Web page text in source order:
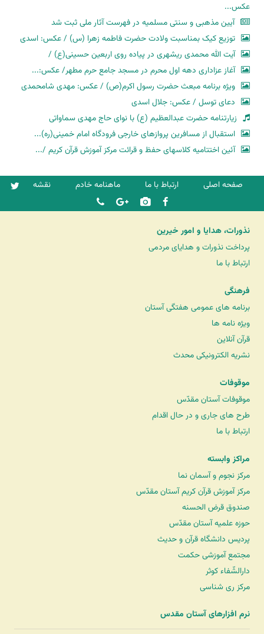
عکس...
آیین مذهبی و سنتی مسلمیه در فهرست آثار ملی ثبت شد
توزیع کیک بمناسبت ولادت حضرت فاطمه زهرا (س) / عکس: اسدی
آیت الله محمدی ریشهری در پیاده روی اربعین حسینی(ع) /
آغاز عزاداری دهه اول محرم در مسجد جامع حرم مطهر/ عکس:...
ویژه برنامه مبعث حضرت رسول اکرم(ص) / عکس: مهدی شامحمدی
دعای توسل / عکس: جلال اسدی
زیارتنامه حضرت عبدالعظیم (ع) با نوای حاج مهدی سماواتی
استقبال از مسافرین پروازهای خارجی فرودگاه امام خمینی(ره)...
آئین اختتامیه کلاسهای حفظ و قرائت مرکز آموزش قرآن کریم /...
صفحه اصلی ارتباط با ما ماهنامه خادم نقشه
نذورات، هدایا و امور خیرین
پرداخت نذورات و هدایای مردمی
ارتباط با ما
فرهنگی
برنامه های عمومی هفتگی آستان
ویژه نامه ها
قرآن آنلاین
نشریه الکترونیکی محدث
موقوفات
موقوفات آستان مقدّس
طرح های جاری و در حال اقدام
ارتباط با ما
مراکز وابسته
مرکز نجوم و آسمان نما
مرکز آموزش قرآن کریم آستان مقدّس
صندوق قرض الحسنه
حوزه علمیه آستان مقدّس
پردیس دانشگاه قرآن و حدیث
مجتمع آموزشی حکمت
دارالشّفاء کوثر
مرکز ری شناسی
نرم افزارهای آستان مقدس